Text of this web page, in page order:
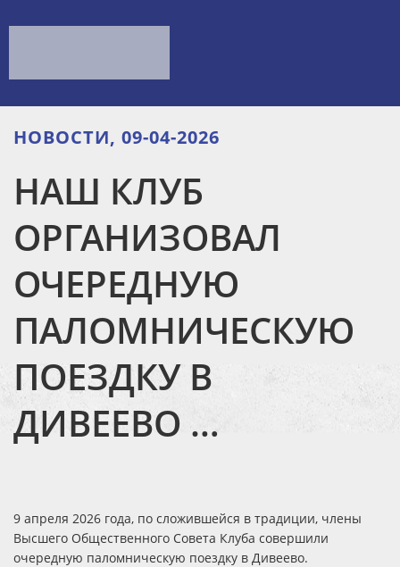
НОВОСТИ, 09-04-2026
НАШ КЛУБ
ОРГАНИЗОВАЛ
ОЧЕРЕДНУЮ
ПАЛОМНИЧЕСКУЮ
ПОЕЗДКУ В
ДИВЕЕВО …
9 апреля 2026 года, по сложившейся в традиции, члены
Высшего Общественного Совета Клуба совершили
очередную паломническую поездку в Дивеево.